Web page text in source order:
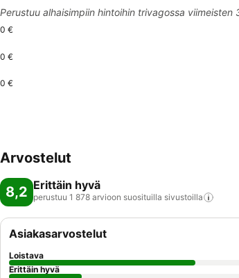
Perustuu alhaisimpiin hintoihin trivagossa viimeisten
0 €
0 €
0 €
Arvostelut
8,2 Erittäin hyvä
perustuu 1 878 arvioon suosituilla sivustoilla
Asiakasarvostelut
Loistava
Erittäin hyvä